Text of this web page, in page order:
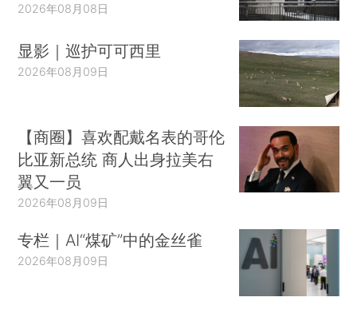
2026年08月08日
显影｜巡护可可西里
2026年08月09日
【商圈】喜欢配戴名表的哥伦
比亚新总统 商人出身拉美右
翼又一员
2026年08月09日
专栏｜AI“煤矿”中的金丝雀
2026年08月09日